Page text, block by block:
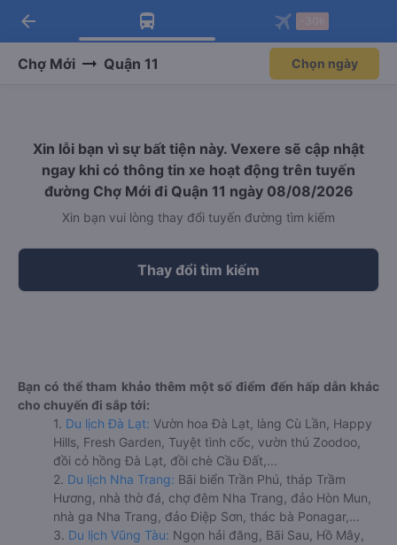
Tải app Vexere ngay!
Nhận ưu đãi thành viên độc
Mở app
Tải app Vexere
-30k/ghế khi đặt vé máy bay qua
Mở app
arrow_back
Chợ Mới Quận 11 Chọn ngày
Xin lỗi bạn vì sự bất tiện này. Vexere sẽ cập nhật
ngay khi có thông tin xe hoạt động trên tuyến
đường Chợ Mới đi Quận 11 ngày 08/08/2026
Xin bạn vui lòng thay đổi tuyến đường tìm kiếm
Thay đổi tìm kiếm
Bạn có thể tham khảo thêm một số điểm đến hấp dẫn khác
cho chuyến đi sắp tới:
1. Du lịch Đà Lạt: Vườn hoa Đà Lạt, làng Cù Lần, Happy
Hills, Fresh Garden, Tuyệt tình cốc, vườn thú Zoodoo,
đồi cỏ hồng Đà Lạt, đồi chè Cầu Đất,...
2. Du lịch Nha Trang: Bãi biển Trần Phú, tháp Trầm
Hương, nhà thờ đá, chợ đêm Nha Trang, đảo Hòn Mun,
nhà ga Nha Trang, đảo Điệp Sơn, thác bà Ponagar,...
3. Du lịch Vũng Tàu: Ngọn hải đăng, Bãi Sau, Hồ Mây,